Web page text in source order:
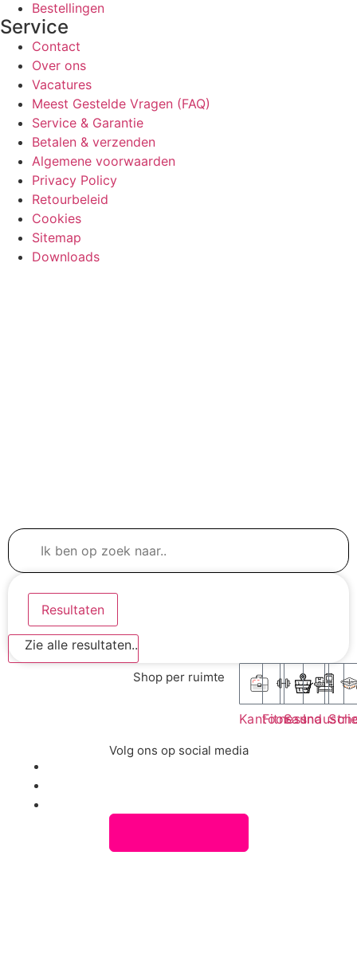
Bestellingen
Service
Contact
Over ons
Vacatures
Meest Gestelde Vragen (FAQ)
Service & Garantie
Betalen & verzenden
Algemene voorwaarden
Privacy Policy
Retourbeleid
Cookies
Sitemap
Downloads
Resultaten
Zie alle resultaten..
Shop per ruimte
Kantoor
Fitness
Sauna
Volg ons op social media